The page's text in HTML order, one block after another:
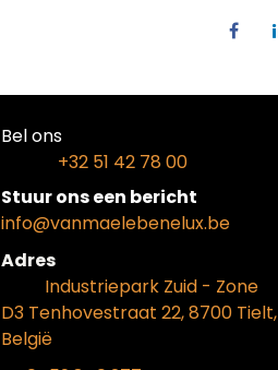
Bel ons​
+32 51 42 78 00
Stuur ons een bericht
info@vanmaelebenelux.be
Adr​es
​Industriepark Zuid - Zone
D3 Tenhovestraat 22, 8700 Tielt,
België